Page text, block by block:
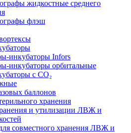
жидкостные среднего
флэш
инкубаторы Infors
инкубаторы орбитальные
с CО₂
баллонов
хранения
и утилизации ЛВЖ и
совместного хранения ЛВЖ и